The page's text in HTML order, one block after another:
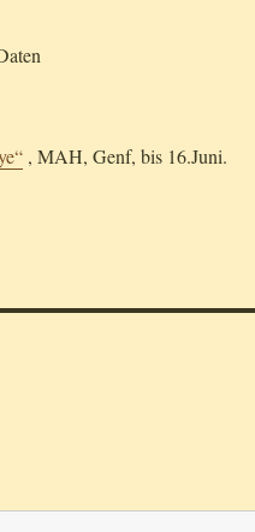
, MAH, Genf, bis 16.Juni.